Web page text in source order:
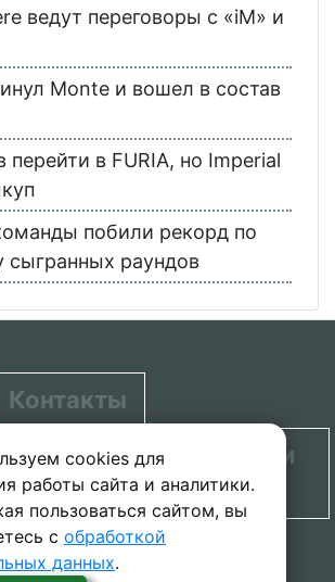
cookies для
работы сайта и аналитики.
пользоваться сайтом, вы
с обработкой
данных.
ведут переговоры с «iM» и
Monte и вошел в состав
перейти в FURIA, но Imperial
побили рекорд по
сыгранных раундов
Контакты
в отношении обработки
данных
проект SecretGuide.RU При
материалов сcылка на сайт